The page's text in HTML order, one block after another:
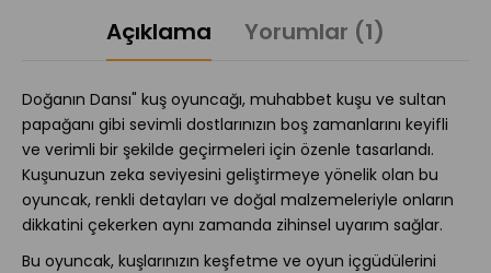
Açıklama Yorumlar (1)
Doğanın Dansı" kuş oyuncağı, muhabbet kuşu ve sultan
papağanı gibi sevimli dostlarınızın boş zamanlarını keyifli
ve verimli bir şekilde geçirmeleri için özenle tasarlandı.
Kuşunuzun zeka seviyesini geliştirmeye yönelik olan bu
oyuncak, renkli detayları ve doğal malzemeleriyle onların
dikkatini çekerken aynı zamanda zihinsel uyarım sağlar.
Bu oyuncak, kuşlarınızın keşfetme ve oyun içgüdülerini